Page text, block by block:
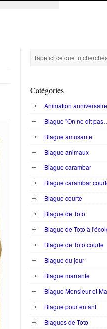
Catégories
Animation
Blague "On ne dit
Blague amusante
Blague animaux
Blague carambar
Blague carambar
Blague courte
Blague de Toto
Blague de Toto à
Blague de Toto courte
Blague du jour
Blague marrante
Blague Monsieur et
Blague pour enfant
Blagues de Toto